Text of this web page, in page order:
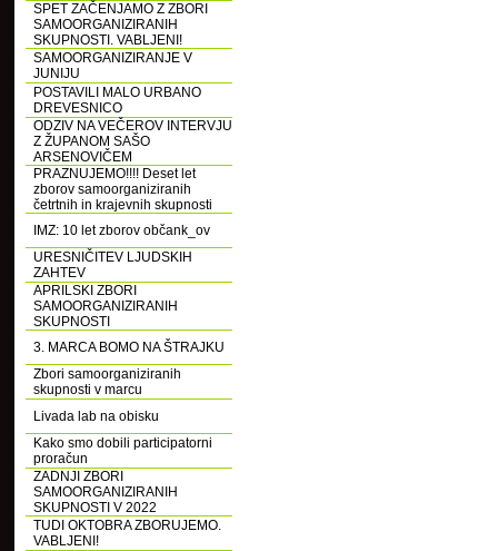
SPET ZAČENJAMO Z ZBORI
SAMOORGANIZIRANIH
SKUPNOSTI. VABLJENI!
SAMOORGANIZIRANJE V
JUNIJU
POSTAVILI MALO URBANO
DREVESNICO
ODZIV NA VEČEROV INTERVJU
Z ŽUPANOM SAŠO
ARSENOVIČEM
PRAZNUJEMO!!!! Deset let
zborov samoorganiziranih
četrtnih in krajevnih skupnosti
IMZ: 10 let zborov občank_ov
URESNIČITEV LJUDSKIH
ZAHTEV
APRILSKI ZBORI
SAMOORGANIZIRANIH
SKUPNOSTI
3. MARCA BOMO NA ŠTRAJKU
Zbori samoorganiziranih
skupnosti v marcu
Livada lab na obisku
Kako smo dobili participatorni
proračun
ZADNJI ZBORI
SAMOORGANIZIRANIH
SKUPNOSTI V 2022
TUDI OKTOBRA ZBORUJEMO.
VABLJENI!